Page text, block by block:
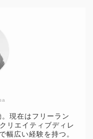
現在はフリーラン
リエイティブディレ
幅広い経験を持つ。